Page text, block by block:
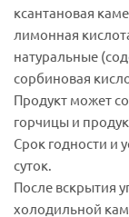
ксантановая
лимонная
натуральные
сорбиновая
Продукт может
горчицы и
Срок годности и
суток.
После вскрытия
холодильной